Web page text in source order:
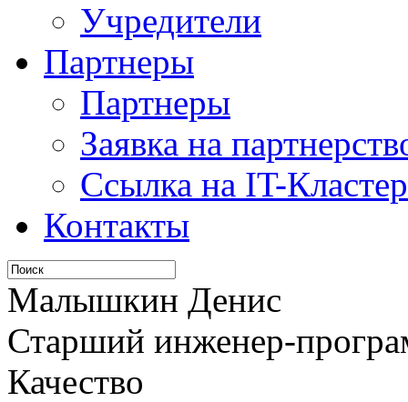
Учредители
Партнеры
Партнеры
Заявка на
Ссылка на IT-Кластер
Контакты
Малышкин Денис
Старший инженер-
Качество